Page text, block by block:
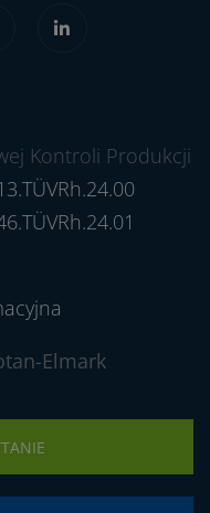
Kontroli Produkcji
Elmark